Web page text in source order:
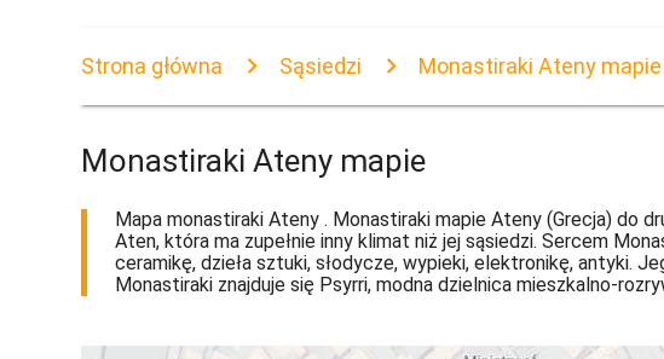
Strona główna Sąsiedzi Monastiraki Ateny mapie
Monastiraki Ateny mapie
Mapa monastiraki Ateny . Monastiraki mapie Ateny (Grecja) do
Aten, która ma zupełnie inny klimat niż jej sąsiedzi. Sercem
ceramikę, dzieła sztuki, słodycze, wypieki, elektronikę, antyki.
Monastiraki znajduje się Psyrri, modna dzielnica mieszkalno-